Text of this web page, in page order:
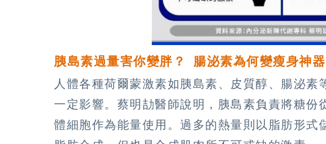
胰島素過量害你變胖？ 腸泌素為何變瘦身神器
人體各種荷爾蒙激素如胰島素、皮質醇、腸泌素
一定影響。蔡明劼醫師說明，胰島素負責將糖份
體細胞作為能量使用。過多的熱量則以脂肪形式